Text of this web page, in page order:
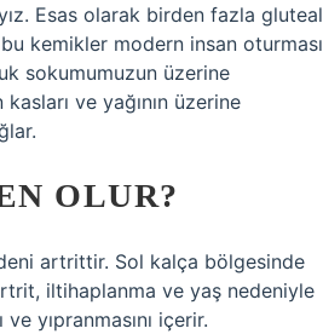
Esas olarak birden fazla gluteal
kemikler modern insan oturması
sokumumuzun üzerine
ve yağının üzerine
OLUR?
artrittir. Sol kalça bölgesinde
iltihaplanma ve yaş nedeniyle
yıpranmasını içerir.